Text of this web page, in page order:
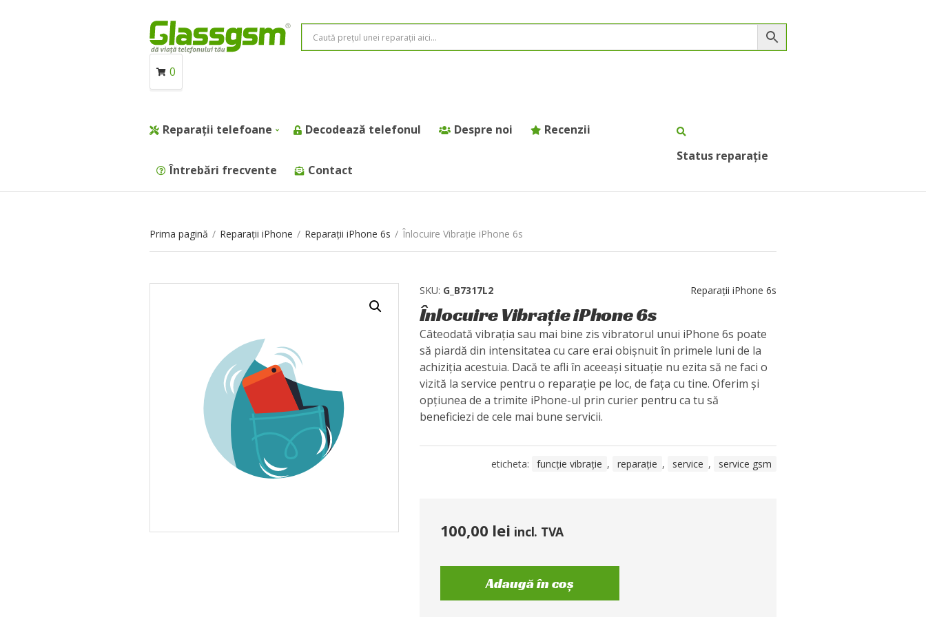
0
Reparații telefoane Decodează telefonul Despre noi Recenzii
Întrebări frecvente Contact
Status reparație
Prima pagină / Reparații iPhone / Reparații iPhone 6s / Înlocuire Vibrație iPhone 6s
SKU: G_B7317L2 Reparații iPhone 6s
Înlocuire Vibrație iPhone 6s
Câteodată vibrația sau mai bine zis vibratorul unui iPhone 6s poate
să piardă din intensitatea cu care erai obișnuit în primele luni de la
achiziția acestuia. Dacă te afli în aceeași situație nu ezita să ne faci o
vizită la service pentru o reparație pe loc, de fața cu tine. Oferim și
opțiunea de a trimite iPhone-ul prin curier pentru ca tu să
beneficiezi de cele mai bune servicii.
eticheta: funcție vibrație , reparație , service , service gsm
100,00 lei incl. TVA
Adaugă în coș